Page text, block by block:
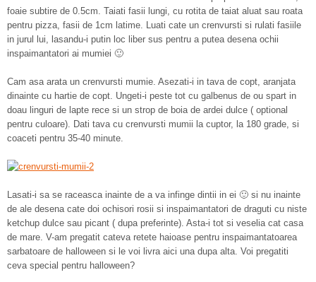
foaie subtire de 0.5cm. Taiati fasii lungi, cu rotita de taiat aluat sau roata
pentru pizza, fasii de 1cm latime. Luati cate un crenvursti si rulati fasiile
in jurul lui, lasandu-i putin loc liber sus pentru a putea desena ochii
inspaimantatori ai mumiei 🙂
Cam asa arata un crenvursti mumie. Asezati-i in tava de copt, aranjata
dinainte cu hartie de copt. Ungeti-i peste tot cu galbenus de ou spart in
doau linguri de lapte rece si un strop de boia de ardei dulce ( optional
pentru culoare). Dati tava cu crenvursti mumii la cuptor, la 180 grade, si
coaceti pentru 35-40 minute.
Lasati-i sa se raceasca inainte de a va infinge dintii in ei 🙂 si nu inainte
de ale desena cate doi ochisori rosii si inspaimantatori de draguti cu niste
ketchup dulce sau picant ( dupa preferinte). Asta-i tot si veselia cat casa
de mare. V-am pregatit cateva retete haioase pentru inspaimantatoarea
sarbatoare de halloween si le voi livra aici una dupa alta. Voi pregatiti
ceva special pentru halloween?